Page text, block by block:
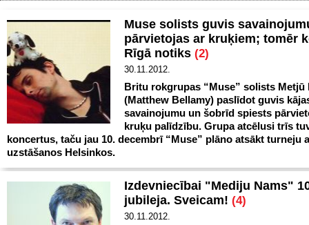
Muse solists guvis
pārvietojas ar kruķiem; tomēr
Rīgā notiks (2)
30.11.2012.
Britu rokgrupas “Muse” solists Metjū
(Matthew Bellamy) paslīdot guvis
savainojumu un šobrīd spiests
kruķu palīdzību. Grupa atcēlusi trīs
koncertus, taču jau 10. decembrī “Muse” plāno atsākt turneju
uzstāšanos Helsinkos.
Izdevniecībai "Mediju Nams"
jubileja. Sveicam! (4)
30.11.2012.